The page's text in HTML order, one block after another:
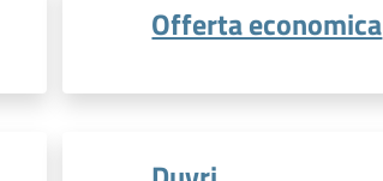
Offerta economica